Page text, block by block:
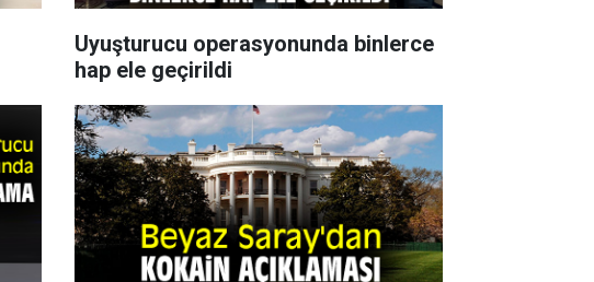
Uyuşturucu operasyonunda binlerce
hap ele geçirildi